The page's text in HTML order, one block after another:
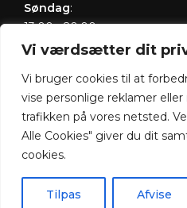
Vi værdsætter dit
Vi bruger cookies til at
vise personlige reklamer
trafikken på vores netsted.
Alle Cookies" giver du dit
cookies.
Tilpas Afvise
Søndag:
13:00 - 20:00
Pams African